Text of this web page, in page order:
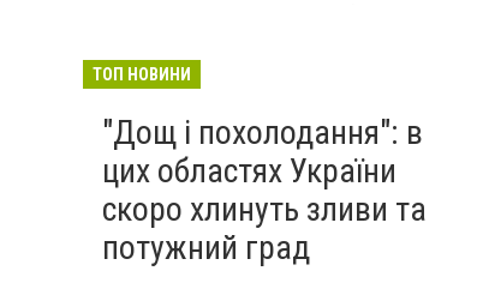
миті: на Тернопільщині
знешкодили боєприпас
Вчора
ТОП НОВИНИ
"Дощ і похолодання": в
цих областях України
скоро хлинуть зливи та
потужний град